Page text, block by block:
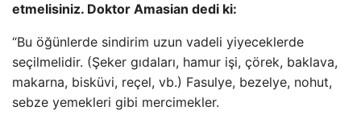
etmelisiniz. Doktor Amasian dedi ki:
“Bu öğünlerde sindirim uzun vadeli yiyeceklerde
seçilmelidir. (Şeker gıdaları, hamur işi, çörek, baklava,
makarna, bisküvi, reçel, vb.) Fasulye, bezelye, nohut,
sebze yemekleri gibi mercimekler.